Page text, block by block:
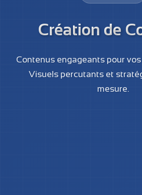
Création de
Contenus engageants pour
Visuels percutants et
mesure.